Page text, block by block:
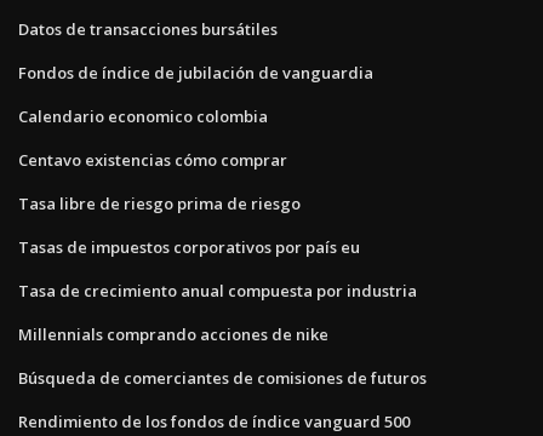
Datos de transacciones bursátiles
Fondos de índice de jubilación de vanguardia
Calendario economico colombia
Centavo existencias cómo comprar
Tasa libre de riesgo prima de riesgo
Tasas de impuestos corporativos por país eu
Tasa de crecimiento anual compuesta por industria
Millennials comprando acciones de nike
Búsqueda de comerciantes de comisiones de futuros
Rendimiento de los fondos de índice vanguard 500